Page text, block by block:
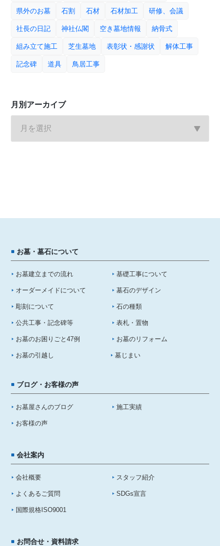
県外のお墓 石割 石材 石材加工 研修、会議
社長の日記 神社仏閣 空き墓地情報 納骨式
組み立て施工 芝生墓地 表彰状・感謝状 解体工事
記念碑 道具 鳥居工事
月別アーカイブ
お墓・墓石について
お墓建立までの流れ 基礎工事について
オーダーメイドについて 墓石のデザイン
彫刻について 石の種類
公共工事・記念碑等 表札・置物
お墓のお困りごと47例 お墓のリフォーム
お墓の引越し 墓じまい
ブログ・お客様の声
お墓屋さんのブログ 施工実績
お客様の声
会社案内
会社概要 スタッフ紹介
よくあるご質問 SDGs宣言
国際規格ISO9001
お問合せ・資料請求